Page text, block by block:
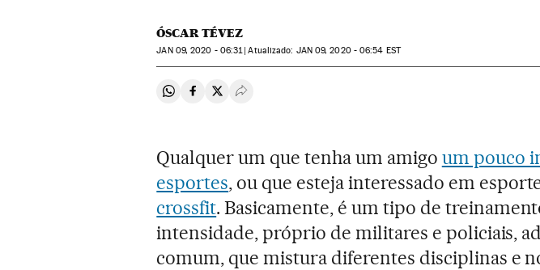
ÓSCAR TÉVEZ
JAN09, 2020 - 06:31 atualizado: JAN09, 2020 - 06:54 EST
Compartir en Whatsapp
Compartir en Facebook
Compartir en Twitter
Desplegar Redes Sociales
Qualquer um que tenha um amigo um pouco
esportes, ou que esteja interessado em
crossfit. Basicamente, é um tipo de
intensidade, próprio de militares e policiais,
comum, que mistura diferentes disciplinas e